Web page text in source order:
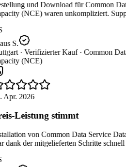
und Download für Common
(NCE) waren unkompliziert.
S.
· Verifizierter Kauf · Common
(NCE)
Apr. 2026
Leistung stimmt
von Common Data Service
dank der mitgelieferten Schritte schnell